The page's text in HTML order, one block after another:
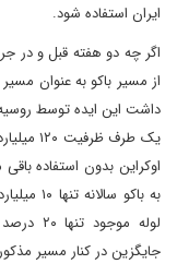
ایران استفاده شود.
اگر چه دو هفته قبل و در
از مسیر باکو به عنوان مسیر
داشت این ایده توسط روسیه
یک طرف
اوکراین بدون استفاده
به باکو
لوله
جایگزین در کنار مسیر